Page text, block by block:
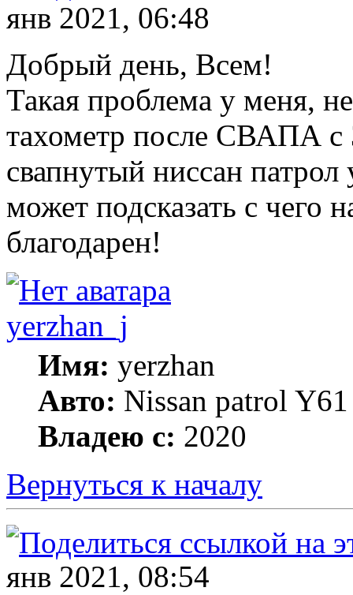
янв 2021, 06:48
Добрый день, Всем!
Такая проблема у меня,
тахометр после СВАПА
свапнутый ниссан
может подсказать с чего
благодарен!
yerzhan_j
Имя: yerzhan
Авто: Nissan patrol
Владею с: 2020
Вернуться к началу
янв 2021, 08:54